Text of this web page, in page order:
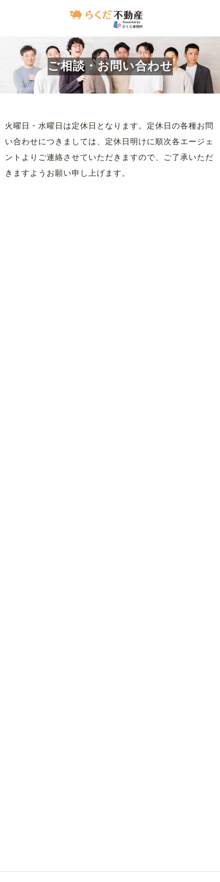
ご相談・お問い合わせ
火曜日・水曜日は定休日となります。定休日の各種お問
い合わせにつきましては、定休日明けに順次各エージェ
ントよりご連絡させていただきますので、ご了承いただ
きますようお願い申し上げます。